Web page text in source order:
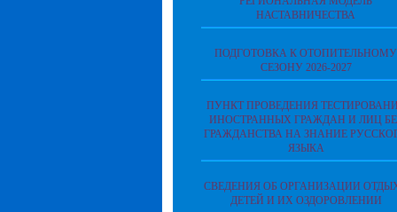
НАСТАВНИЧЕСТВА
ПОДГОТОВКА К ОТОПИТЕЛЬНОМУ
СЕЗОНУ 2026-2027
ПУНКТ ПРОВЕДЕНИЯ
ИНОСТРАННЫХ ГРАЖДАН И ЛИЦ
ГРАЖДАНСТВА НА ЗНАНИЕ
ЯЗЫКА
СВЕДЕНИЯ ОБ ОРГАНИЗАЦИИ
ДЕТЕЙ И ИХ ОЗДОРОВЛЕНИИ